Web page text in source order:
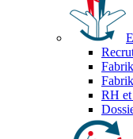
RH et